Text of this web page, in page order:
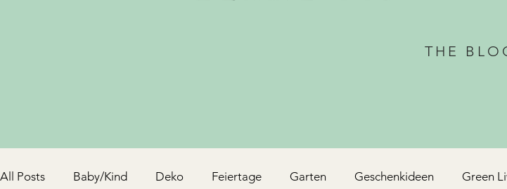
THE
All Posts Baby/Kind Deko Feiertage Garten Geschenkideen Green